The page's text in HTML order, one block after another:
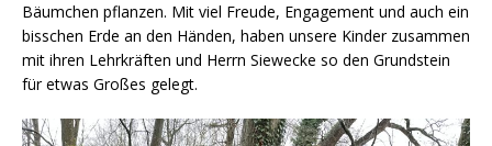
Bäumchen pflanzen. Mit viel Freude, Engagement und auch ein
bisschen Erde an den Händen, haben unsere Kinder zusammen
mit ihren Lehrkräften und Herrn Siewecke so den Grundstein
für etwas Großes gelegt.